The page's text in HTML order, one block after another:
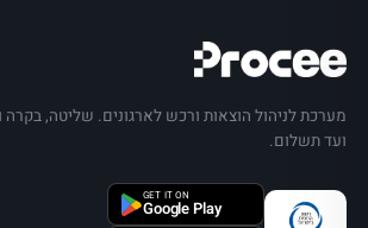
מערכת לניהול הוצאות ורכש לארגונים. שליטה,
ועד תשלום.
GET IT ON
Google Play